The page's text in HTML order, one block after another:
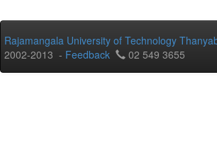
Rajamangala University of Technology
2002-2013 - Feedback 02 549 3655